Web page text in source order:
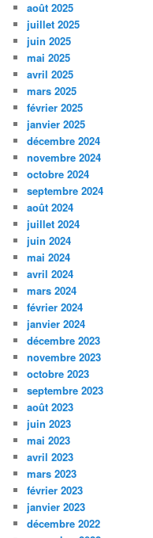
août 2025
juillet 2025
juin 2025
mai 2025
avril 2025
mars 2025
février 2025
janvier 2025
décembre 2024
novembre 2024
octobre 2024
septembre 2024
août 2024
juillet 2024
juin 2024
mai 2024
avril 2024
mars 2024
février 2024
janvier 2024
décembre 2023
novembre 2023
octobre 2023
septembre 2023
août 2023
juin 2023
mai 2023
avril 2023
mars 2023
février 2023
janvier 2023
décembre 2022